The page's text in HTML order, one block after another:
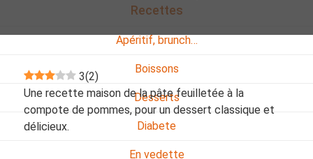
Recettes
Apéritif, brunch…
Boissons
Desserts
Diabete
En vedette
3(2)
Une recette maison de la pâte feuilletée à la
compote de pommes, pour un dessert classique et
délicieux.